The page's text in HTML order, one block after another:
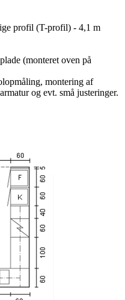
profil (T-profil) - 4,1 m
(monteret oven på
montering af
og evt. små justeringer.